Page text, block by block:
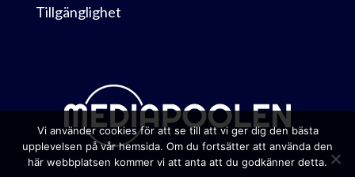
Tillgänglighet
Vi använder cookies för att se till att vi ger dig den bästa
upplevelsen på vår hemsida. Om du fortsätter att använda den
här webbplatsen kommer vi att anta att du godkänner detta.